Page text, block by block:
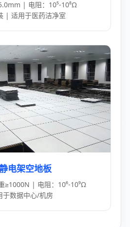
| 电阻：10⁵-10⁸Ω
| 适用于医药洁净室
电架空地板
≥1000N | 电阻：10⁶-10⁹Ω
于数据中心/机房